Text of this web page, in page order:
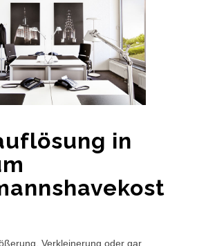
in
Verkleinerung oder gar